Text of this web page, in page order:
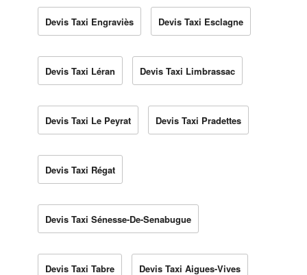
Devis Taxi Engraviès Devis Taxi Esclagne
Devis Taxi Léran Devis Taxi Limbrassac
Devis Taxi Le Peyrat Devis Taxi Pradettes
Devis Taxi Régat
Devis Taxi Sénesse-De-Senabugue
Devis Taxi Tabre Devis Taxi Aigues-Vives